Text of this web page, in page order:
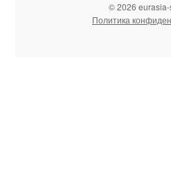
© 2026 eurasia-
Политика